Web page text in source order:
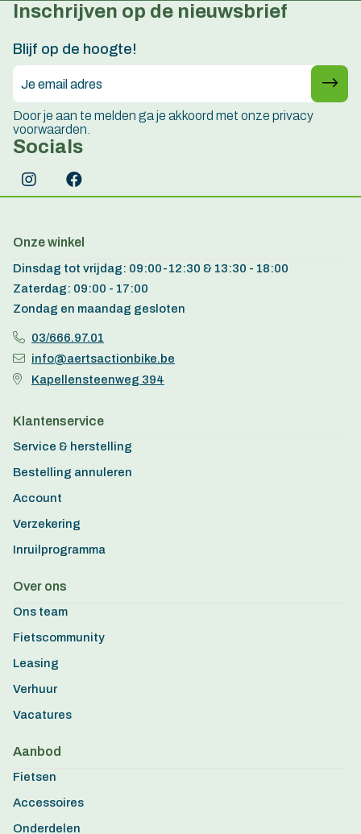
Persoonlijk advies
Inschrijven op de nieuwsbrief
Blijf op de hoogte!
Door je aan te melden ga je akkoord met onze privacy
voorwaarden.
Socials
Onze winkel
Dinsdag tot vrijdag: 09:00-12:30 & 13:30 - 18:00
Zaterdag: 09:00 - 17:00
Zondag en maandag gesloten
03/666.97.01
info@aertsactionbike.be
Kapellensteenweg 394
Klantenservice
Service & herstelling
Bestelling annuleren
Account
Verzekering
Inruilprogramma
Over ons
Ons team
Fietscommunity
Leasing
Verhuur
Vacatures
Aanbod
Fietsen
Accessoires
Onderdelen